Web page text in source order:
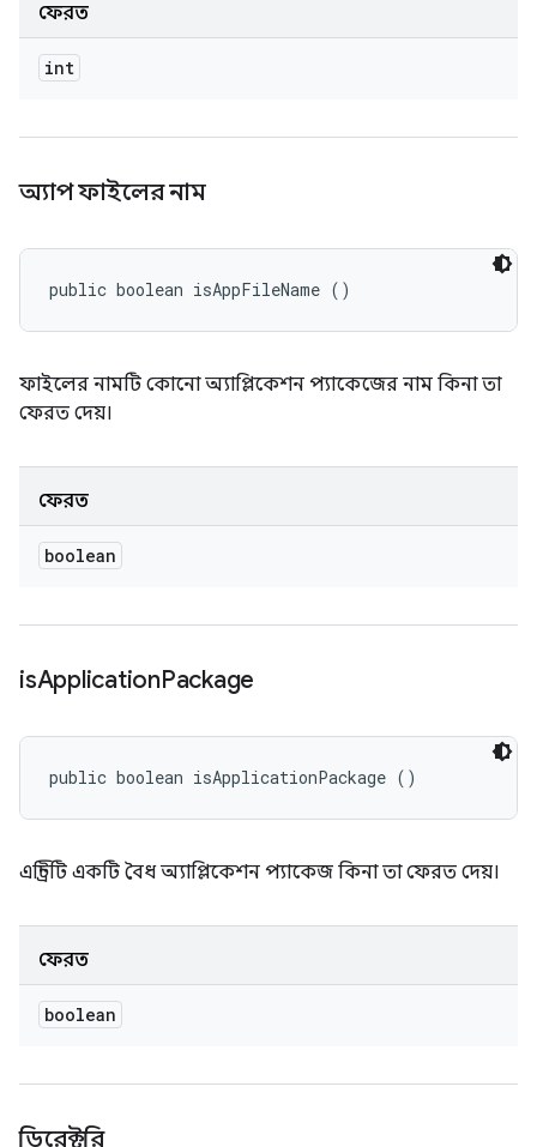
ফেরত
int
অ্যাপ ফাইলের নাম
public boolean isAppFileName ()
ফাইলের নামটি কোনো অ্যাপ্লিকেশন প্যাকেজের নাম কিনা তা
ফেরত দেয়।
ফেরত
boolean
isApplicationPackage
public boolean isApplicationPackage ()
এন্ট্রিটি একটি বৈধ অ্যাপ্লিকেশন প্যাকেজ কিনা তা ফেরত দেয়।
ফেরত
boolean
ডিরেক্টরি